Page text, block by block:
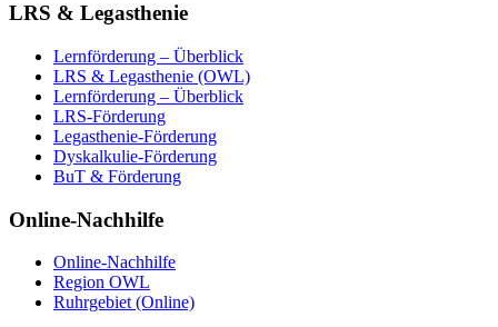
LRS & Legasthenie
Lernförderung – Überblick
LRS & Legasthenie (OWL)
Lernförderung – Überblick
LRS-Förderung
Legasthenie-Förderung
Dyskalkulie-Förderung
BuT & Förderung
Online-Nachhilfe
Online-Nachhilfe
Region OWL
Ruhrgebiet (Online)